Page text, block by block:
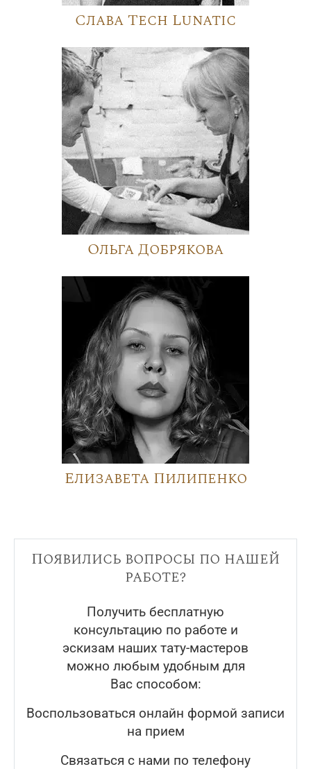
Слава Tech Lunatic
Ольга Добрякова
Елизавета Пилипенко
Появились вопросы по нашей
работе?
Получить бесплатную
консультацию по работе и
эскизам наших тату-мастеров
можно любым удобным для
Вас способом:
Воспользоваться онлайн формой записи
на прием
Связаться с нами по телефону